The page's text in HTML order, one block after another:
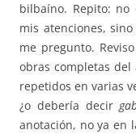
bilbaíno. Repito:
mis atenciones,
me pregunto.
obras completas
repetidos en varias
¿o debería decir
anotación, no ya en